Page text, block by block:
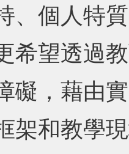
、個人特
希望透過
礙，藉由
架和教學